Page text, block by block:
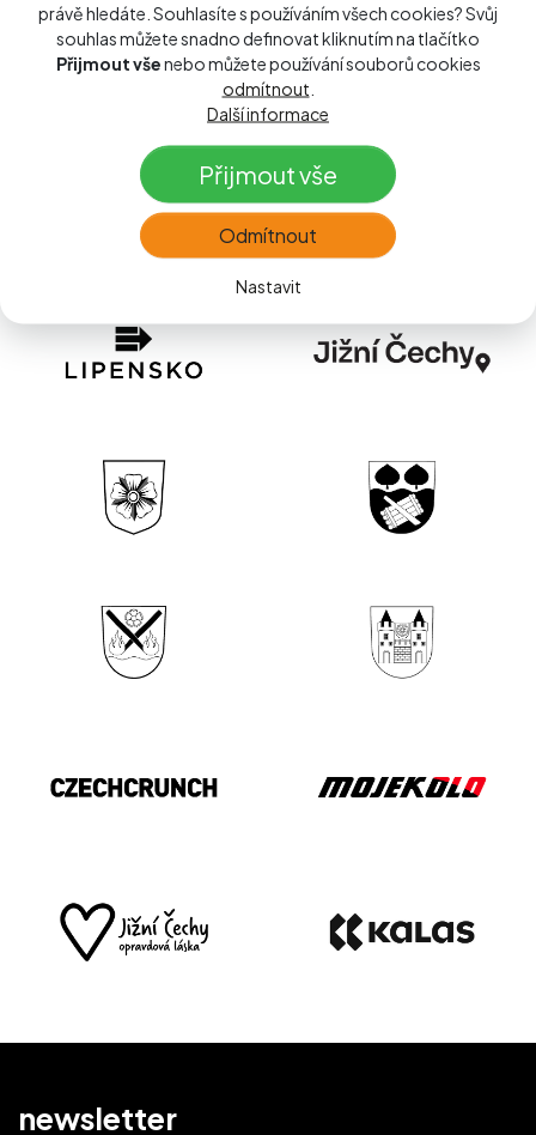
právě hledáte. Souhlasíte s používáním všech cookies? Svůj
souhlas můžete snadno definovat kliknutím na tlačítko
Přijmout všenebo můžete používání souborů cookies
odmítnout
Další informace
Přijmout vše
Odmítnout
Nastavit
newsletter